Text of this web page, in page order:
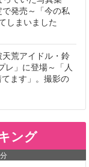
で発売～「今の私
しまいました
荒アイドル・鈴
レ」に登場～「人
ます」。撮影の
ング